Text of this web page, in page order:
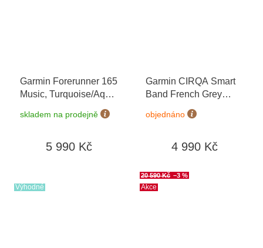
Garmin Forerunner 165
Music, Turquoise/Aqua
možnost výměny do 90
skladem na prodejně
5 990 Kč
Garmin CIRQA Smart
Band French Grey
L/XL 010-04675-01
objednáno
4 990 Kč
Výhodné Akce
20 590 Kč –3 %